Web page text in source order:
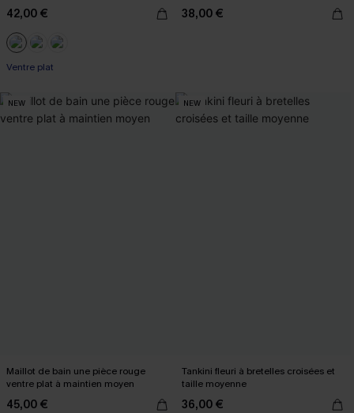
42,00 €
Ventre plat
38,00 €
NEW
Maillot de bain une pièce rouge
ventre plat à maintien moyen
45,00 €
NEW
Tankini fleuri à bretelles croisées et
taille moyenne
36,00 €